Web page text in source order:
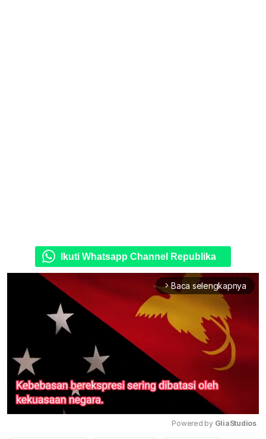
Ikuti Whatsapp Channel Republika
arrow_forward_ios Baca selengkapnya
Powered by GliaStudios